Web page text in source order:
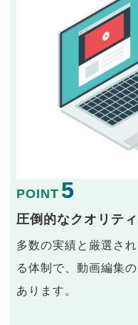
POINT 5
圧倒的なクオリテ
多数の実績と厳選さ
る体制で、動画編集
あります。